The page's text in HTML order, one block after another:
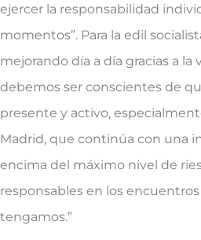
ejercer la responsabilidad
momentos”. Para la edil
mejorando día a día gracias a la
debemos ser conscientes de
presente y activo,
Madrid, que continúa con una
encima del máximo nivel de
responsables en los
tengamos.”